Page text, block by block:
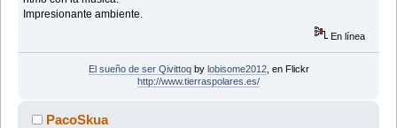
Impresionante ambiente.
En línea
El sueño de ser Qivittoqby lobisome2012, en Flickr
http://www.tierraspolares.es/
PacoSkua